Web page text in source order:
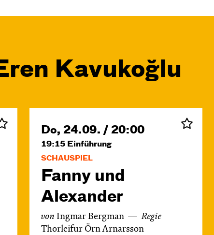
Kavukoğlu
Do, 24.09. / 20:00
19:15 Einführung
SCHAUSPIEL
Fanny und
Alexander
von Ingmar Bergman
Regie
Thorleifur Örn Arnarsson